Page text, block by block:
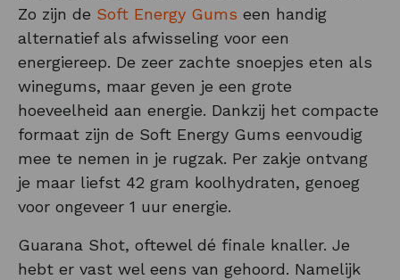
Zo zijn de Soft Energy Gums een handig
alternatief als afwisseling voor een
energiereep. De zeer zachte snoepjes eten als
winegums, maar geven je een grote
hoeveelheid aan energie. Dankzij het compacte
formaat zijn de Soft Energy Gums eenvoudig
mee te nemen in je rugzak. Per zakje ontvang
je maar liefst 42 gram koolhydraten, genoeg
voor ongeveer 1 uur energie.
Guarana Shot, oftewel dé finale knaller. Je
hebt er vast wel eens van gehoord. Namelijk